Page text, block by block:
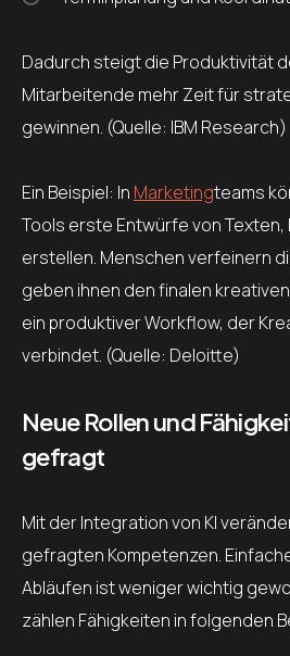
Dadurch steigt die Produktivität
Mitarbeitende mehr Zeit für
gewinnen. (Quelle: IBM Research)
Ein Beispiel: In Marketingteams
Tools erste Entwürfe von
erstellen. Menschen verfeinern
geben ihnen den finalen
ein produktiver Workflow, der
verbindet. (Quelle: Deloitte)
Neue Rollen und
gefragt
Mit der Integration von KI
gefragten Kompetenzen.
Abläufen ist weniger wichtig
zählen Fähigkeiten in folgenden